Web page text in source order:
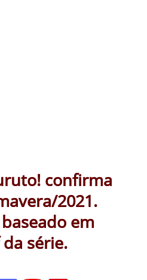
confirma
2021.
em
série.